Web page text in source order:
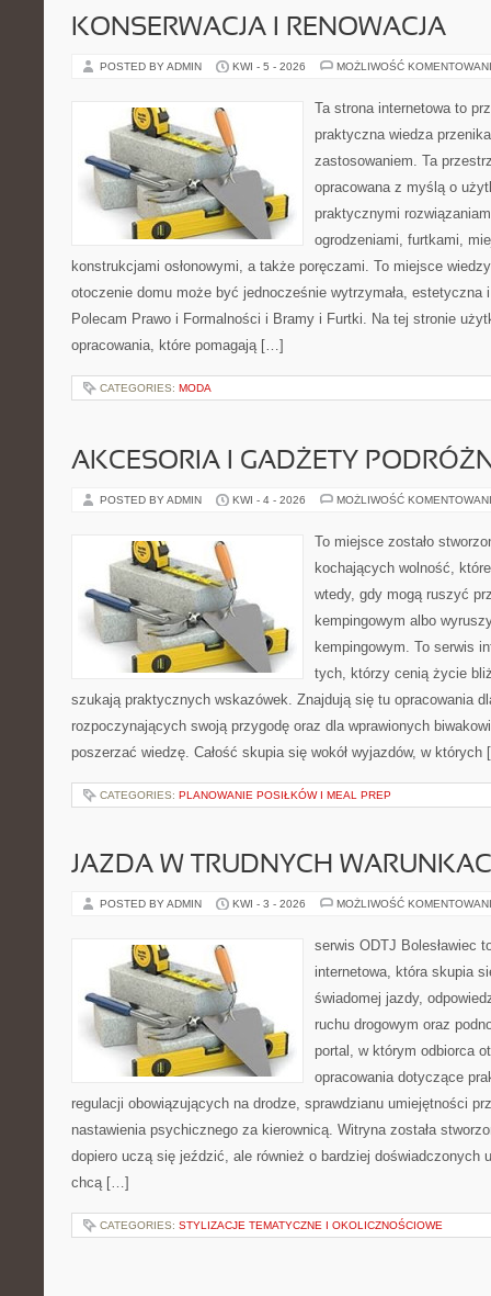
KONSERWACJA I RENOWACJA
POSTED BY ADMIN KWI - 5 - 2026 MOŻLIWOŚĆ
Ta strona internetowa to
praktyczna wiedza
zastosowaniem. Ta
opracowana z myślą o
praktycznymi
ogrodzeniami, furtkami,
konstrukcjami osłonowymi, a także poręczami. To miejsce
otoczenie domu może być jednocześnie wytrzymała, estetyczna
Polecam Prawo i Formalności i Bramy i Furtki. Na tej stronie
opracowania, które pomagają […]
CATEGORIES: MODA
AKCESORIA I GADŻETY
POSTED BY ADMIN KWI - 4 - 2026 MOŻLIWOŚĆ
To miejsce zostało
kochających wolność,
wtedy, gdy mogą ruszyć
kempingowym albo
kempingowym. To serwis
tych, którzy cenią życie
szukają praktycznych wskazówek. Znajdują się tu opracowania
rozpoczynających swoją przygodę oraz dla wprawionych
poszerzać wiedzę. Całość skupia się wokół wyjazdów, w
CATEGORIES: PLANOWANIE POSIŁKÓW I MEAL PREP
JAZDA W TRUDNYCH
POSTED BY ADMIN KWI - 3 - 2026 MOŻLIWOŚĆ
serwis ODTJ Bolesławiec
internetowa, która skupia
świadomej jazdy,
ruchu drogowym oraz
portal, w którym odbiorca
opracowania dotyczące
regulacji obowiązujących na drodze, sprawdzianu umiejętności
nastawienia psychicznego za kierownicą. Witryna została
dopiero uczą się jeździć, ale również o bardziej doświadczonych
chcą […]
CATEGORIES: STYLIZACJE TEMATYCZNE I OKOLICZNOŚCIOWE